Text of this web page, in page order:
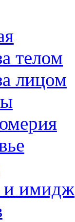
телом
лицом
и имидж